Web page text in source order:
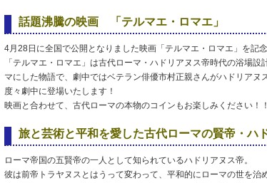
話題沸騰の映画 「テルマエ・ロマエ」
4月28日に全国で公開となりました映画「テルマエ・ロマエ」を記
「テルマエ・ロマエ」は古代ローマ・ハドリアヌス帝時代の浴場
マにした物語で、劇中ではベテラン俳優市村正親さんがハドリア
度々劇中に登場いたします！
映画と合わせて、古代ローマの本物のコインもお楽しみください！！
旅と芸術と平和を愛した古代ローマの賢帝・ハ
ローマ帝国の五賢帝の一人として知られているハドリアヌス帝。
彼は前帝トラヤヌスとはうって変わって、平和的にローマの世を